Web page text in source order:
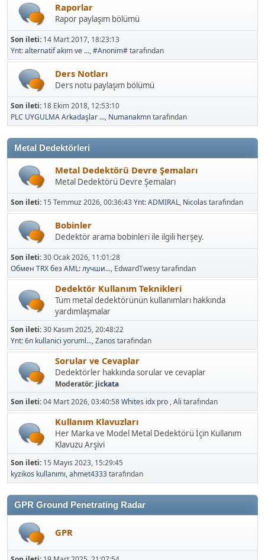
Raporlar
Rapor paylaşım bölümü
Son ileti: 14 Mart 2017, 18:23:13
Ynt: alternatif akım ve ...,#Anonim#tarafından
Ders Notları
Ders notu paylaşım bölümü
Son ileti: 18 Ekim 2018, 12:53:10
PLC UYGULMA Arkadaşlar ..., Numanakmntarafından
Metal Dedektörleri
Metal Dedektörü Devre Şemaları
Metal Dedektörü Devre Şemaları
Son ileti: 15 Temmuz 2026, 00:36:43Ynt: ADMIRAL, Nicolas tarafından
Bobinler
Dedektör arama bobinleri ile ilgili herşey.
Son ileti:30 Ocak 2026, 11:01:28
Обмен TRX без AML: лучши..., EdwardTwesy tarafından
Dedektör Kullanım Teknikleri
Tüm metal dedektörünün kullanımları hakkında
yardımlaşmalar
Son ileti:30 Kasım 2025, 20:48:22
Ynt: 6n kullanici yoruml...,Zanos tarafından
Sorular ve Cevaplar
Dedektörler hakkında sorular ve cevaplar
Moderatör: jickata
Son ileti:04 Mart 2026, 03:40:58Whites idx pro ,Ali tarafından
Kullanım Klavuzları
Her Marka ve Model Metal Dedektörü İçin Kullanım
Klavuzu Arşivi
Son ileti: 15 Mayıs 2023, 15:29:45
kyzikos kullanımı,ahmet4333tarafından
GPR Ground Penetrating Radar
GPR